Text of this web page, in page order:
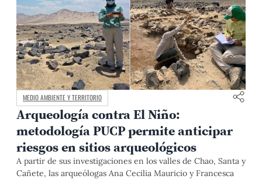
MEDIO AMBIENTE Y TERRITORIO
Arqueología contra El Niño:
metodología PUCP permite anticipar
riesgos en sitios arqueológicos
A partir de sus investigaciones en los valles de Chao, Santa y
Cañete, las arqueólogas Ana Cecilia Mauricio y Francesca